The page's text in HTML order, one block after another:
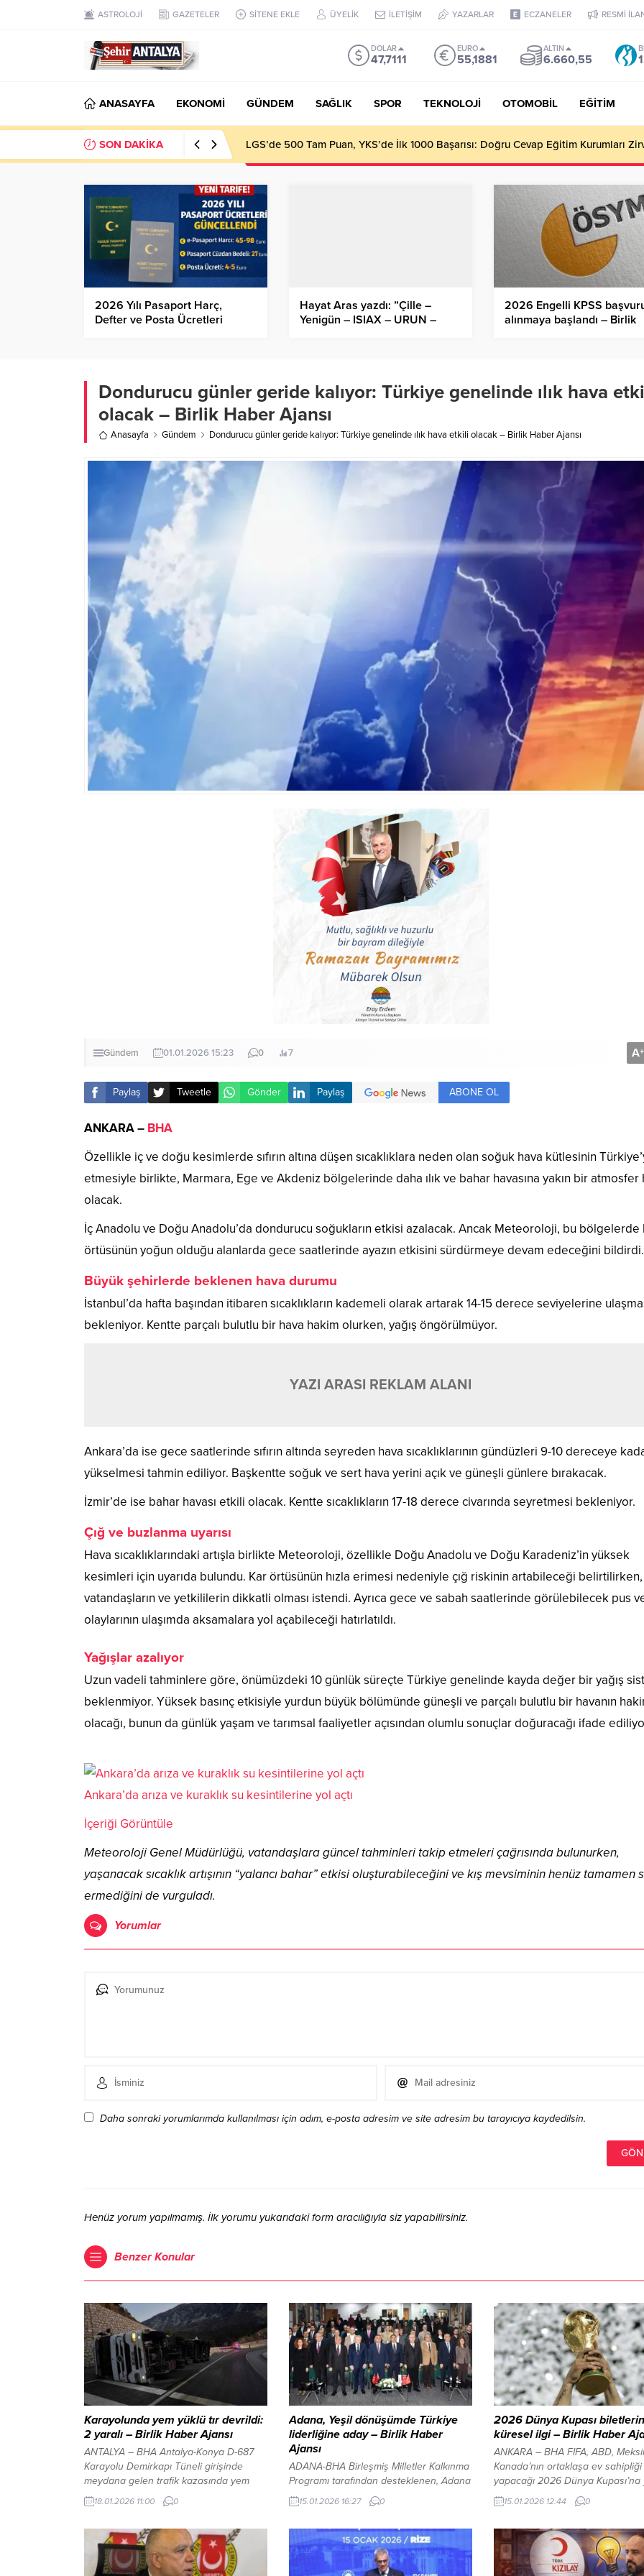
ASTROLOJİ GAZETELER SİTENE EKLE ÜYELİK İLETİŞİM YAZARLAR ECZANELER RESMİ
DOLAR
47,7111
EURO
55,1881
ALTIN
6.660,55
ANASAYFA EKONOMİ GÜNDEM SAĞLIK SPOR TEKNOLOJİ OTOMOBİL EĞİTİM
SON DAKİKA LGS’de 500 Tam Puan, YKS’de İlk 1000 Başarısı: Doğru Cevap Eğitim Kurumları
2026 Yılı Pasaport Harç,
Defter ve Posta Ücretleri
Hayat Aras yazdı: ”Çille –
Yenigün – ISIAX – URUN –
2026 Engelli KPSS
alınmaya başlandı – Birlik
Dondurucu günler geride kalıyor: Türkiye genelinde ılık hava
olacak – Birlik Haber Ajansı
Anasayfa Gündem Dondurucu günler geride kalıyor: Türkiye genelinde ılık hava etkili olacak – Birlik Haber Ajansı
Gündem 01.01.2026 15:23 0 7 A+
Paylaş Tweetle Gönder Paylaş ABONE OL
ANKARA – BHA
Özellikle iç ve doğu kesimlerde sıfırın altına düşen sıcaklıklara neden olan soğuk hava kütlesinin
etmesiyle birlikte, Marmara, Ege ve Akdeniz bölgelerinde daha ılık ve bahar havasına yakın bir atmosfer
olacak.
İç Anadolu ve Doğu Anadolu’da dondurucu soğukların etkisi azalacak. Ancak Meteoroloji, bu bölgelerde
örtüsünün yoğun olduğu alanlarda gece saatlerinde ayazın etkisini sürdürmeye devam edeceğini bildirdi.
Büyük şehirlerde beklenen hava durumu
İstanbul’da hafta başından itibaren sıcaklıkların kademeli olarak artarak 14-15 derece seviyelerine
bekleniyor. Kentte parçalı bulutlu bir hava hakim olurken, yağış öngörülmüyor.
YAZI ARASI REKLAM ALANI
Ankara’da ise gece saatlerinde sıfırın altında seyreden hava sıcaklıklarının gündüzleri 9-10 dereceye
yükselmesi tahmin ediliyor. Başkentte soğuk ve sert hava yerini açık ve güneşli günlere bırakacak.
İzmir’de ise bahar havası etkili olacak. Kentte sıcaklıkların 17-18 derece civarında seyretmesi bekleniyor.
Çığ ve buzlanma uyarısı
Hava sıcaklıklarındaki artışla birlikte Meteoroloji, özellikle Doğu Anadolu ve Doğu Karadeniz’in yüksek
kesimleri için uyarıda bulundu. Kar örtüsünün hızla erimesi nedeniyle çığ riskinin artabileceği belirtilirken,
vatandaşların ve yetkililerin dikkatli olması istendi. Ayrıca gece ve sabah saatlerinde görülebilecek pus
olaylarının ulaşımda aksamalara yol açabileceği hatırlatıldı.
Yağışlar azalıyor
Uzun vadeli tahminlere göre, önümüzdeki 10 günlük süreçte Türkiye genelinde kayda değer bir yağış
beklenmiyor. Yüksek basınç etkisiyle yurdun büyük bölümünde güneşli ve parçalı bulutlu bir havanın
olacağı, bunun da günlük yaşam ve tarımsal faaliyetler açısından olumlu sonuçlar doğuracağı ifade
Ankara’da arıza ve kuraklık su kesintilerine yol açtı
İçeriği Görüntüle
Meteoroloji Genel Müdürlüğü, vatandaşlara güncel tahminleri takip etmeleri çağrısında bulunurken,
yaşanacak sıcaklık artışının “yalancı bahar” etkisi oluşturabileceğini ve kış mevsiminin henüz tamamen
ermediğini de vurguladı.
Yorumlar
Daha sonraki yorumlarımda kullanılması için adım, e-posta adresim ve site adresim bu tarayıcıya kaydedilsin.
Henüz yorum yapılmamış. İlk yorumu yukarıdaki form aracılığıyla siz yapabilirsiniz.
Benzer Konular
Karayolunda yem yüklü tır devrildi:
2 yaralı – Birlik Haber Ajansı
ANTALYA – BHA Antalya-Konya D-687
Karayolu Demirkapı Tüneli girişinde
meydana gelen trafik kazasında yem
yüklü bir tır devrildi, 2 kişi yaralandı.
Kaza, Beydiğin Mahallesi sınırlarında
yaşandı. Edinilen bilgilere göre, Himmet
K. idaresindeki 10 ATP 245 plakalı
hayvan yemi yüklü tır, Demirkapı Tüneli
18.01.2026 11:00 0
Adana, Yeşil dönüşümde Türkiye
liderliğine aday – Birlik Haber
Ajansı
ADANA-BHA Birleşmiş Milletler Kalkınma
Programı tarafından desteklenen, Adana
Sanayici ve İş İnsanları Derneği’nin
(ADSİAD) yüklenicisi, Adana Büyükşehir
da proje ortakları olduğu ‘Adana Yeşil
Dönüşüm Koordinasyon Merkezi’
projesinin son etaplarından biri olarak
15.01.2026 16:27 0
2026 Dünya Kupası
küresel ilgi – Birlik Haber
ANKARA – BHA FIFA, ABD,
Kanada’nın ortaklaşa ev sahipliği
yapacağı 2026 Dünya
yoğun ilgiye ilişkin açıklama yaptı.
Açıklamaya göre, son 33 günlük
isteyen taraftarlardan 500
fazla bilet talebi alındı. Bilet
başvurularının en fazla geldiği
15.01.2026 12:44 0